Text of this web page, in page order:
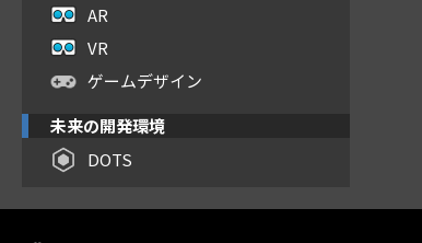
AR
VR
ゲームデザイン
未来の開発環境
DOTS